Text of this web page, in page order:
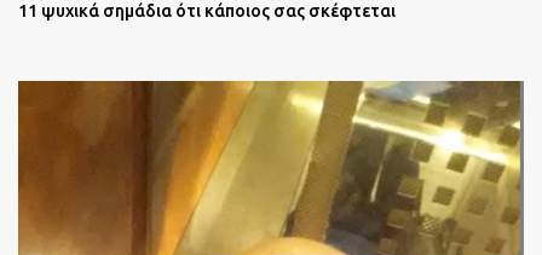
11 ψυχικά σημάδια ότι κάποιος σας σκέφτεται